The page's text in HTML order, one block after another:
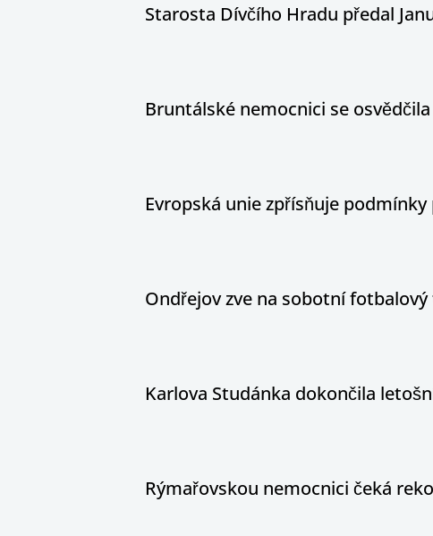
Starosta Dívčího Hradu předal
Bruntálské nemocnici se
Evropská unie zpřísňuje
Ondřejov zve na sobotní
Karlova Studánka dokončila
Rýmařovskou nemocnici čeká